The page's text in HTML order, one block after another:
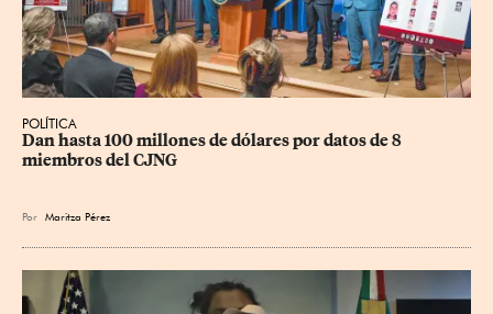
POLÍTICA
Dan hasta 100 millones de dólares por datos de 8
miembros del CJNG
Por Maritza Pérez